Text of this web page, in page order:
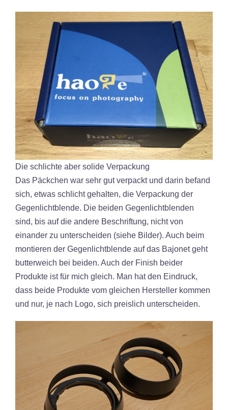
Die schlichte aber solide Verpackung
Das Päckchen war sehr gut verpackt und darin befand
sich, etwas schlicht gehalten, die Verpackung der
Gegenlichtblende. Die beiden Gegenlichtblenden
sind, bis auf die andere Beschriftung, nicht von
einander zu unterscheiden (siehe Bilder). Auch beim
montieren der Gegenlichtblende auf das Bajonet geht
butterweich bei beiden. Auch der Finish beider
Produkte ist für mich gleich. Man hat den Eindruck,
dass beide Produkte vom gleichen Hersteller kommen
und nur, je nach Logo, sich preislich unterscheiden.